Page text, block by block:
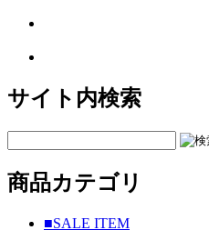
サイト内検索
商品カテゴリ
■SALE ITEM